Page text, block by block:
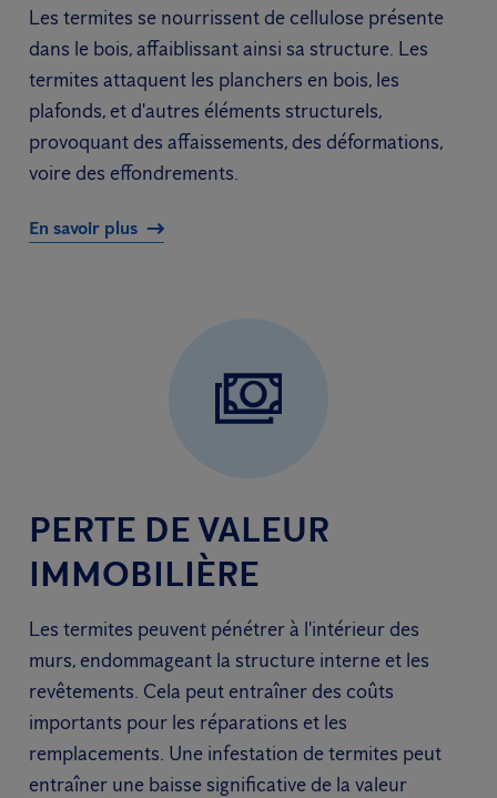
Les termites se nourrissent de cellulose présente
dans le bois, affaiblissant ainsi sa structure. Les
termites attaquent les planchers en bois, les
plafonds, et d'autres éléments structurels,
provoquant des affaissements, des déformations,
voire des effondrements.
En savoir plus
PERTE DE VALEUR
IMMOBILIÈRE
Les termites peuvent pénétrer à l'intérieur des
murs, endommageant la structure interne et les
revêtements. Cela peut entraîner des coûts
importants pour les réparations et les
remplacements. Une infestation de termites peut
entraîner une baisse significative de la valeur